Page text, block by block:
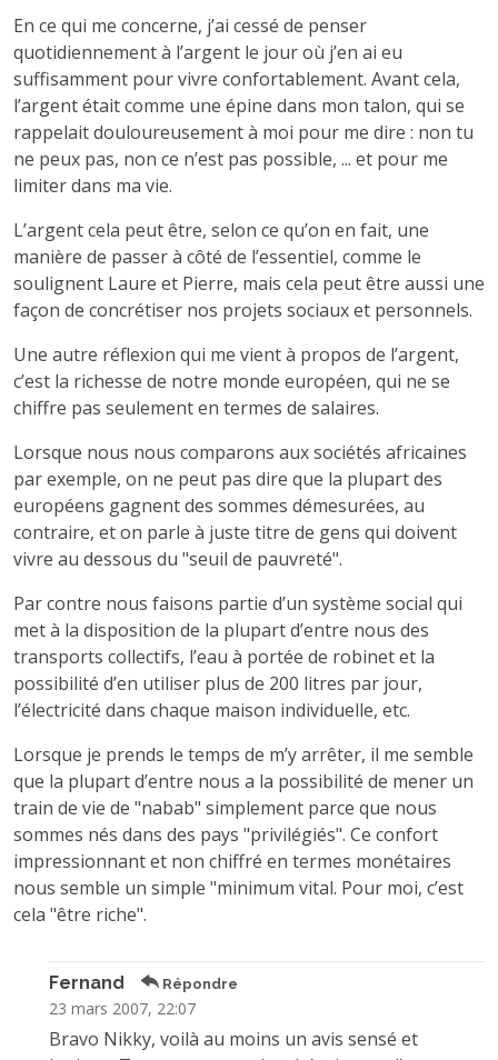
En ce qui me concerne, j’ai cessé de penser
quotidiennement à l’argent le jour où j’en ai eu
suffisamment pour vivre confortablement. Avant cela,
l’argent était comme une épine dans mon talon, qui se
rappelait douloureusement à moi pour me dire : non tu
ne peux pas, non ce n’est pas possible, ... et pour me
limiter dans ma vie.
L’argent cela peut être, selon ce qu’on en fait, une
manière de passer à côté de l’essentiel, comme le
soulignent Laure et Pierre, mais cela peut être aussi une
façon de concrétiser nos projets sociaux et personnels.
Une autre réflexion qui me vient à propos de l’argent,
c’est la richesse de notre monde européen, qui ne se
chiffre pas seulement en termes de salaires.
Lorsque nous nous comparons aux sociétés africaines
par exemple, on ne peut pas dire que la plupart des
européens gagnent des sommes démesurées, au
contraire, et on parle à juste titre de gens qui doivent
vivre au dessous du "seuil de pauvreté".
Par contre nous faisons partie d’un système social qui
met à la disposition de la plupart d’entre nous des
transports collectifs, l’eau à portée de robinet et la
possibilité d’en utiliser plus de 200 litres par jour,
l’électricité dans chaque maison individuelle, etc.
Lorsque je prends le temps de m’y arrêter, il me semble
que la plupart d’entre nous a la possibilité de mener un
train de vie de "nabab" simplement parce que nous
sommes nés dans des pays "privilégiés". Ce confort
impressionnant et non chiffré en termes monétaires
nous semble un simple "minimum vital. Pour moi, c’est
cela "être riche".
Fernand Répondre
23 mars 2007, 22:07
Bravo Nikky, voilà au moins un avis sensé et